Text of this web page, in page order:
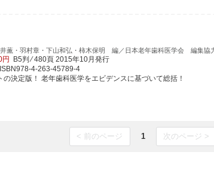
薫・羽村章・下山和弘・柿木保明 編／日本老年歯科医学会 編集協
円 B5判 ⁄ 480頁 2015年10月発行
4-263-45789-4
決定版！ 老年歯科医学をエビデンスに基づいて総括！
< 前のページ 1 次のページ >